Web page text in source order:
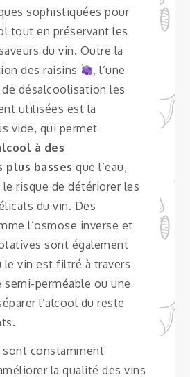
sophistiquées pour
tout en préservant les
du vin. Outre la
des raisins
, l’une
désalcoolisation les
utilisées est la
vide, qui permet
à des
basses que l’eau,
risque de détériorer les
du vin. Des
l’osmose inverse et
sont également
le vin est filtré à travers
semi-perméable ou une
l’alcool du reste
sont constamment
la qualité des vins